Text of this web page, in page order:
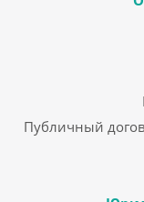
Публичный